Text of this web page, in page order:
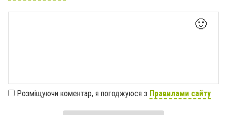
🙂
Розміщуючи коментар, я погоджуюся з Правилами сайту